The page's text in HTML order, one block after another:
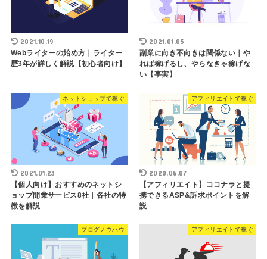
2021.10.19
Webライターの始め方｜ライター
歴3年が詳しく解説【初心者向け】
2021.01.05
副業に向き不向きは関係ない｜や
れば稼げるし、やらなきゃ稼げな
い【事実】
ネットショップで稼ぐ
2021.01.23
【個人向け】おすすめのネットシ
ョップ開業サービス8社｜各社の特
徴を解説
アフィリエイトで稼ぐ
2020.06.07
【アフィリエイト】ココナラと提
携できるASP&訴求ポイントを解
説
ブログノウハウ アフィリエイトで稼ぐ